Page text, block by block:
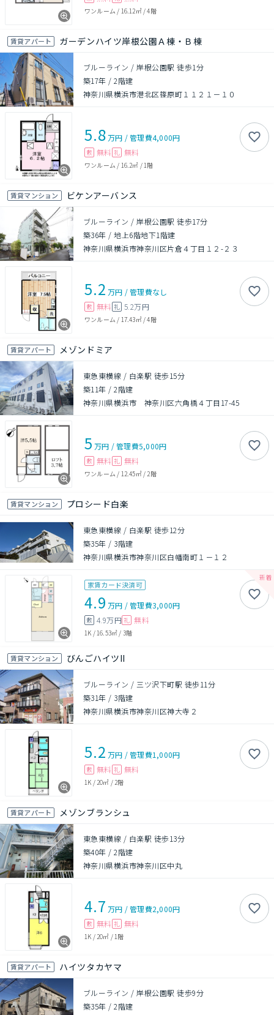
ワンルーム / 16.12㎡/4階
賃貸アパート ガーデンハイツ岸根公園Ａ棟・Ｂ棟
ブルーライン / 岸根公園駅 徒歩1分
築17年 /2階建
神奈川県横浜市港北区篠原町１１２１－１０
5.8万円 /管理費4,000円
敷 無料 礼 無料
ワンルーム / 16.2㎡ / 1階
賃貸マンション ビケンアーバンス
ブルーライン / 岸根公園駅 徒歩17分
築36年 /地上6階地下1階建
神奈川県横浜市神奈川区片倉４丁目１２-２３
5.2 万円 /管理費なし
敷 無料 礼 5.2万円
ワンルーム / 17.43㎡/4階
賃貸アパート メゾンドミア
東急東横線 / 白楽駅 徒歩15分
築11年 /2階建
神奈川県横浜市 神奈川区六角橋４丁目17-45
5 万円 /管理費5,000円
敷 無料 礼 無料
ワンルーム / 12.45㎡/ 2階
賃貸マンション プロシード白楽
東急東横線 / 白楽駅 徒歩12分
築35年 / 3階建
神奈川県横浜市神奈川区白幡南町１－１２
家賃カード決済可
4.9 万円 /管理費3,000円
敷 4.9万円 礼 無料
1K /16.53㎡ / 3階
賃貸マンション びんごハイツII
ブルーライン / 三ツ沢下町駅 徒歩11分
築31年 / 3階建
神奈川県横浜市神奈川区神大寺２
5.2 万円 /管理費1,000円
敷 無料 礼 無料
1K / 20㎡ / 2階
賃貸アパート メゾンブランシュ
東急東横線 / 白楽駅 徒歩13分
築40年 /2階建
神奈川県横浜市神奈川区中丸
4.7 万円 /管理費2,000円
敷 無料 礼 無料
1K / 20㎡ / 1階
賃貸アパート ハイツタカヤマ
ブルーライン / 岸根公園駅 徒歩9分
築35年 /2階建